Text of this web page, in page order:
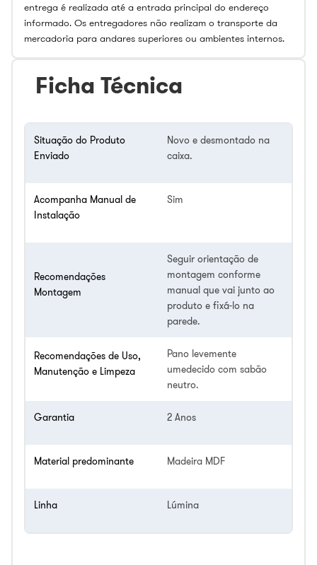
entrega é realizada até a entrada principal do endereço
informado. Os entregadores não realizam o transporte da
mercadoria para andares superiores ou ambientes internos.
Ficha Técnica
Situação do Produto
Enviado
Novo e desmontado na
caixa.
Acompanha Manual de
Instalação
Sim
Recomendações
Montagem
Seguir orientação de
montagem conforme
manual que vai junto ao
produto e fixá-lo na
parede.
Recomendações de Uso,
Manutenção e Limpeza
Pano levemente
umedecido com sabão
neutro.
Garantia 2 Anos
Material predominante Madeira MDF
Linha Lúmina